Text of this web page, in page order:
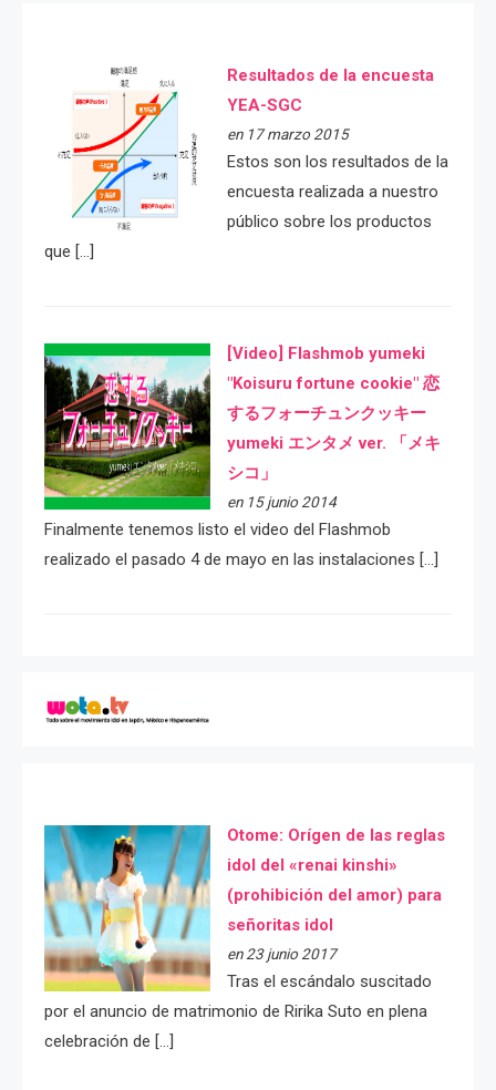
Resultados de la encuesta
YEA-SGC
en 17 marzo 2015
Estos son los resultados de la
encuesta realizada a nuestro
público sobre los productos
que […]
[Video] Flashmob yumeki
"Koisuru fortune cookie" 恋
するフォーチュンクッキー
yumeki エンタメ ver. 「メキ
シコ」
en 15 junio 2014
Finalmente tenemos listo el video del Flashmob
realizado el pasado 4 de mayo en las instalaciones […]
Otome: Orígen de las reglas
idol del «renai kinshi»
(prohibición del amor) para
señoritas idol
en 23 junio 2017
Tras el escándalo suscitado
por el anuncio de matrimonio de Ririka Suto en plena
celebración de […]